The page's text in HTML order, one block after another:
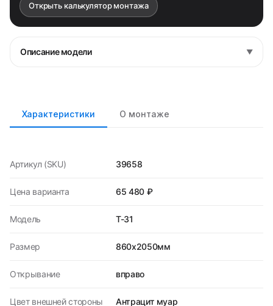
Открыть калькулятор монтажа
Описание модели ▼
Характеристики О монтаже
Артикул (SKU) 39658
Цена варианта 65 480 ₽
Модель T-31
Размер 860х2050мм
Открывание вправо
Цвет внешней стороны Антрацит муар